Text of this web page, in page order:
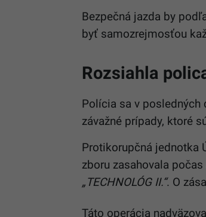
Bezpečná jazda by
byť samozrejmosťou
Rozsiahla
Polícia sa v posledných
závažné prípady, ktoré
Protikorupčná jednotka
zboru zasahovala
„TECHNOLÓG II.“. O
Táto operácia